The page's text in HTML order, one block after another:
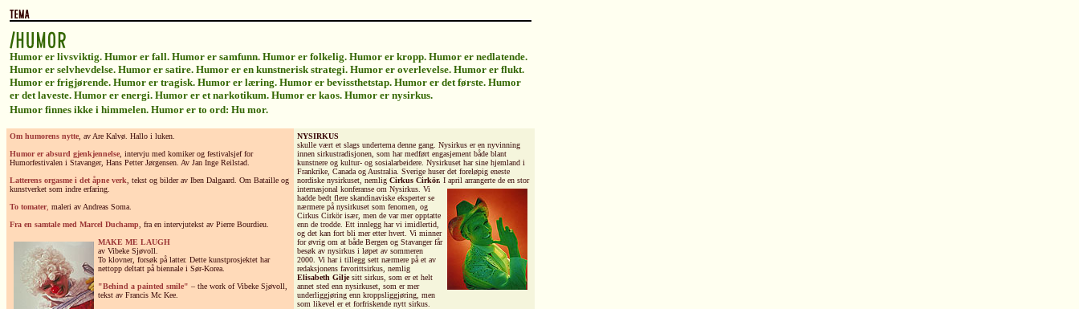
Humor er livsviktig. Humor er fall. Humor er samfunn. Humor er folkelig. Humor er kropp. Humor er nedlatende.
Humor er selvhevdelse. Humor er satire. Humor er en kunstnerisk strategi. Humor er overlevelse. Humor er flukt.
Humor er frigjørende. Humor er tragisk. Humor er læring. Humor er bevissthetstap. Humor er det første. Humor
er det laveste. Humor er energi. Humor er et narkotikum. Humor er kaos. Humor er nysirkus.
Humor finnes ikke i himmelen. Humor er to ord: Hu mor.
Om humorens nytte , av Are Kalvø. Hallo i luken.
Humor er absurd gjenkjennelse , intervju med komiker og festivalsjef for
Humorfestivalen i Stavanger, Hans Petter Jørgensen. Av Jan Inge Reilstad.
Latterens orgasme i det åpne verk , tekst og bilder av Iben Dalgaard. Om Bataille og
kunstverket som indre erfaring.
To tomater, maleri av Andreas Soma.
Fra en samtale med Marcel Duchamp , fra en intervjutekst av Pierre Bourdieu.
MAKE ME LAUGH
av Vibeke Sjøvoll.
To klovner, forsøk på latter. Dette kunstprosjektet har
nettopp deltatt på biennale i Sør-Korea.
"Behind a painted smile" – the work of Vibeke Sjøvoll,
tekst av Francis Mc Kee.
NYSIRKUS
skulle vært et slags undertema denne gang. Nysirkus er en nyvinning
innen sirkustradisjonen, som har medført engasjement både blant
kunstnere og kultur- og sosialarbeidere. Nysirkuset har sine hjemland i
Frankrike, Canada og Australia. Sverige huser det foreløpig eneste
nordiske nysirkuset, nemlig Cirkus Cirkör. I april arrangerte de en stor
internasjonal konferanse om Nysirkus. Vi
hadde bedt flere skandinaviske eksperter se
nærmere på nysirkuset som fenomen, og
Cirkus Cirkör især, men de var mer opptatte
enn de trodde. Ett innlegg har vi imidlertid,
og det kan fort bli mer etter hvert. Vi minner
for øvrig om at både Bergen og Stavanger får
besøk av nysirkus i løpet av sommeren
2000. Vi har i tillegg sett nærmere på et av
redaksjonens favorittsirkus, nemlig
Elisabeth Giljesitt sirkus, som er et helt
annet sted enn nysirkuset, som er mer
underliggjøring enn kroppsliggjøring, men
som likevel er et forfriskende nytt sirkus.